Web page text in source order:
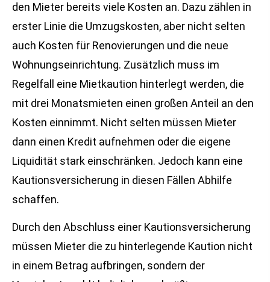
den Mieter bereits viele Kosten an. Dazu zählen in
erster Linie die Umzugskosten, aber nicht selten
auch Kosten für Renovierungen und die neue
Wohnungseinrichtung. Zusätzlich muss im
Regelfall eine Mietkaution hinterlegt werden, die
mit drei Monatsmieten einen großen Anteil an den
Kosten einnimmt. Nicht selten müssen Mieter
dann einen Kredit aufnehmen oder die eigene
Liquidität stark einschränken. Jedoch kann eine
Kautionsversicherung in diesen Fällen Abhilfe
schaffen.
Durch den Abschluss einer Kautionsversicherung
müssen Mieter die zu hinterlegende Kaution nicht
in einem Betrag aufbringen, sondern der